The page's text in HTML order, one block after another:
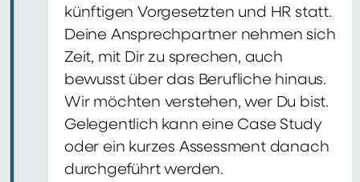
künftigen Vorgesetzten und HR statt.
Deine Ansprechpartner nehmen sich
Zeit, mit Dir zu sprechen, auch
bewusst über das Berufliche hinaus.
Wir möchten verstehen, wer Du bist.
Gelegentlich kann eine Case Study
oder ein kurzes Assessment danach
durchgeführt werden.